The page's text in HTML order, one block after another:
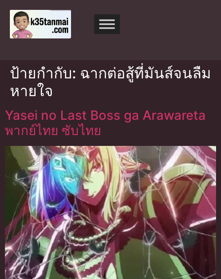
ป้ายกำกับ: ฉากต่อสู้ที่มันส์จนลืม
หายใจ
Yasei no Last Boss ga Arawareta
พากย์ไทย ซับไทย